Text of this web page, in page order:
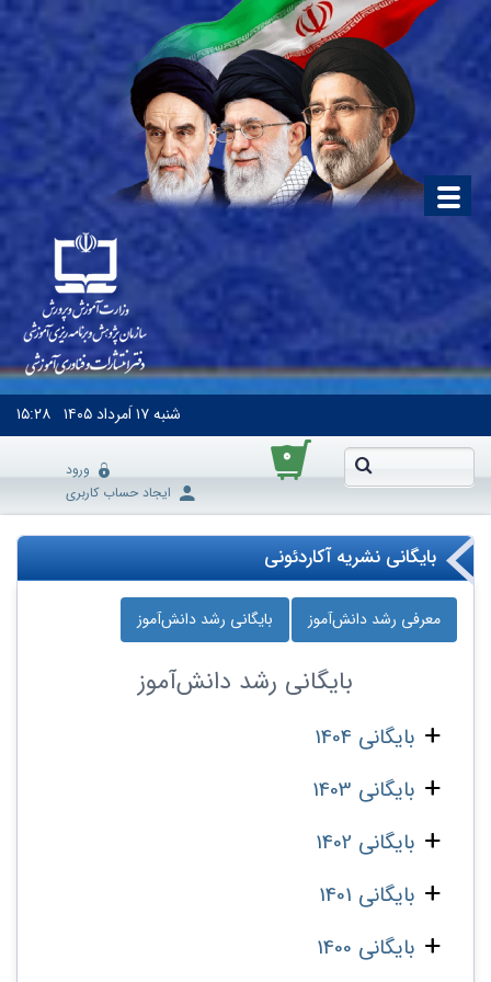
شنبه۱۷ اَمرداد ۱۴۰۵ ۱۵:۲۸
۰
ورود
ایجاد حساب کاربری
بایگانی نشریه آکاردئونی
معرفی رشد دانش‌آموز بایگانی رشد دانش‌آموز
بایگانی رشد دانش‌آموز
بایگانی 1404
بایگانی 1403
بایگانی 1402
بایگانی 1401
بایگانی 1400